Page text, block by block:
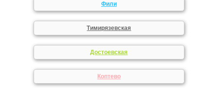
Фили
Тимирязевская
Достоевская
Коптево